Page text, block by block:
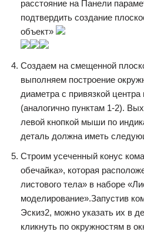
расстояние на Панели
подтвердить создание
объект»
Создаем на смещенной
выполняем построение
диаметра с привязкой центра
(аналогично пунктам 1-2).
левой кнопкой мыши по
деталь должна иметь
Строим усеченный конус
обечайка», которая
листового тела» в наборе
моделирование».Запустив
Эскиз2, можно указать их в
кликнуть по окружностям в